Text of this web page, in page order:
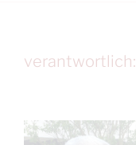
verantwortlich: